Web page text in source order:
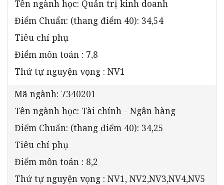
Tên ngành học: Quản trị kinh doanh
Điểm Chuẩn: (thang điểm 40): 34,54
Tiêu chí phụ
Điểm môn toán : 7,8
Thứ tự nguyện vọng : NV1
Mã ngành: 7340201
Tên ngành học: Tài chính - Ngân hàng
Điểm Chuẩn: (thang điểm 40): 34,25
Tiêu chí phụ
Điểm môn toán : 8,2
Thứ tự nguyện vọng : NV1, NV2,NV3,NV4,NV5